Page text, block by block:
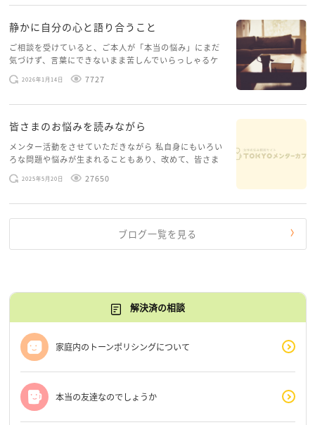
静かに自分の心と語り合うこと
ご相談を受けていると、ご本人が「本当の悩み」にまだ
気づけず、言葉にできないまま苦しんでいらっしゃるケ
ースがありますお悩みというのは、心の深いところ（深
層心理）に触れることで、まったく違う角度から解決の
2026年1月14日 7727
皆さまのお悩みを読みながら
メンター活動をさせていただきながら 私自身にもいろい
ろな問題や悩みが生まれることもあり、改めて、皆さま
のお悩みを読みながら 「みんな、もがいてる。わたし
だけじゃないんだな」と、逆に励まされるような日々で
2025年5月20日 27650
ブログ一覧を見る
解決済の相談
家庭内のトーンポリシングについて
本当の友達なのでしょうか